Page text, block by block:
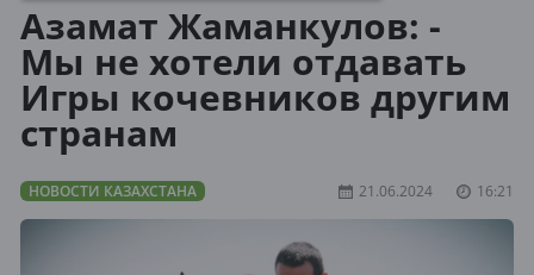
Азамат Жаманкулов: -
Мы не хотели отдавать
Игры кочевников другим
странам
НОВОСТИ КАЗАХСТАНА 21.06.2024 16:21